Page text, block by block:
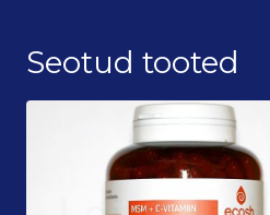
Seotud tooted